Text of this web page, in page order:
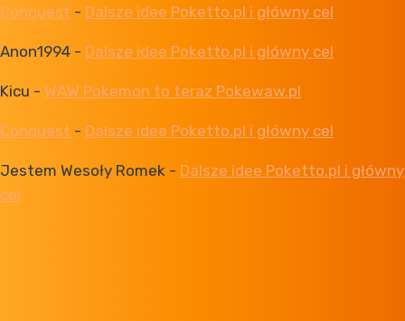
Conquest - Dalsze idee Poketto.pl i główny cel
Anon1994 - Dalsze idee Poketto.pl i główny cel
Kicu - WAW Pokemon to teraz Pokewaw.pl
Conquest - Dalsze idee Poketto.pl i główny cel
Jestem Wesoły Romek - Dalsze idee Poketto.pl i główny
cel